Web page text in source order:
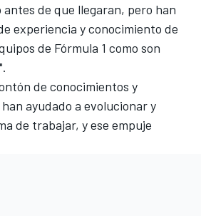
de que llegaran, pero han
experiencia y conocimiento de
de Fórmula 1 como son
de conocimientos y
ayudado a evolucionar y
de trabajar, y ese empuje